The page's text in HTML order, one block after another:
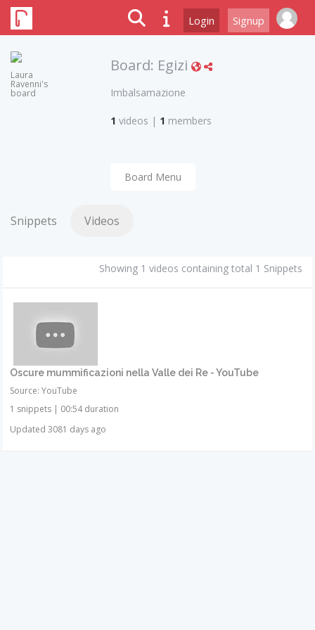
Login Signup
Laura
Ravenni's
board
Board: Egizi
Imbalsamazione
1 videos | 1 members
Board Menu
Snippets Videos
Showing 1 videos containing total 1 Snippets
Oscure mummificazioni nella Valle dei Re - YouTube
Source: YouTube
1 snippets | 00:54 duration
Updated 3081 days ago